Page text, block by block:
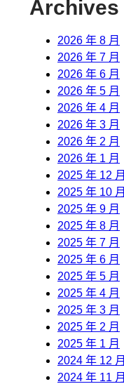
Archives
2026 年 8 月
2026 年 7 月
2026 年 6 月
2026 年 5 月
2026 年 4 月
2026 年 3 月
2026 年 2 月
2026 年 1 月
2025 年 12 月
2025 年 10 月
2025 年 9 月
2025 年 8 月
2025 年 7 月
2025 年 6 月
2025 年 5 月
2025 年 4 月
2025 年 3 月
2025 年 2 月
2025 年 1 月
2024 年 12 月
2024 年 11 月